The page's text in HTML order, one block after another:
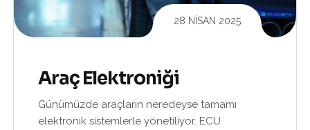
28 NISAN 2025
Araç Elektroniği
Günümüzde araçların neredeyse tamamı
elektronik sistemlerle yönetiliyor. ECU